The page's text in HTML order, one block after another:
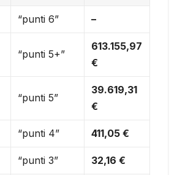
“punti 6” –
“punti 5+”
613.155,97
€
“punti 5”
39.619,31
€
“punti 4” 411,05 €
“punti 3” 32,16 €